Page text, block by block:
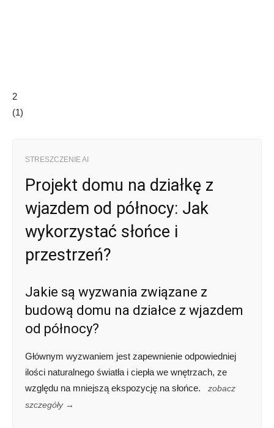
2
(1)
STRESZCZENIE AI
Projekt domu na działkę z
wjazdem od północy: Jak
wykorzystać słońce i
przestrzeń?
Jakie są wyzwania związane z
budową domu na działce z wjazdem
od północy?
Głównym wyzwaniem jest zapewnienie odpowiedniej
ilości naturalnego światła i ciepła we wnętrzach, ze
względu na mniejszą ekspozycję na słońce.
zobacz
szczegóły →